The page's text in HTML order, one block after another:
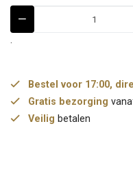
.
Bestel voor 17:00,
Gratis bezorging
Veilig betalen